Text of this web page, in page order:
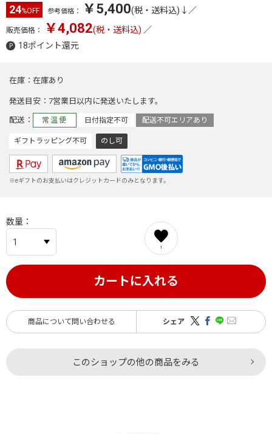
24%OFF 参考価格： ￥5,400(税・送料込)↓ ／
販売価格： ￥4,082(税・送料込) ／
18ポイント還元
在庫 在庫あり
発送目安 7営業日以内に発送いたします。
配送 常温便 日付指定不可 配送不可エリアあり
ギフトラッピング不可 のし可
※eギフトのお支払いはクレジットカードのみとなります。
数量
1
カートに入れる
商品について問い合わせる シェア
このショップの他の商品をみる